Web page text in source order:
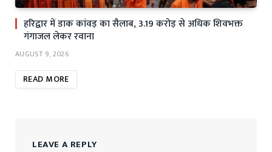
हरिद्वार में डाक कांवड़ का सैलाब, 3.19 करोड़ से अधिक शिवभक्त
गंगाजल लेकर रवाना
AUGUST 9, 2026
READ MORE
LEAVE A REPLY